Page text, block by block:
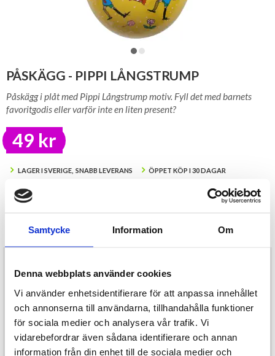
Samtycke Information Om
Denna webbplats använder cookies
Vi använder enhetsidentifierare för att anpassa innehållet
och annonserna till användarna, tillhandahålla funktioner
för sociala medier och analysera vår trafik. Vi
vidarebefordrar även sådana identifierare och annan
information från din enhet till de sociala medier och
PÅSKÄGG - PIPPI LÅNGSTRUMP
Påskägg i plåt med Pippi Långstrump motiv. Fyll det med barnets
favoritgodis eller varför inte en liten present?
49 kr
LAGER I SVERIGE, SNABB LEVERANS ÖPPET KÖP I 30 DAGAR
BEVAKA
Tillfälligt Slut
Preliminärt åter i lager: Okänt
Fyll påskägget med barnens favoritgodis eller
Längd: 15 cm, Höjd: 10 cm
Livsmedelsäker
Önskar du som konsument mer produktinformation
mailainfo@varuhus1.se